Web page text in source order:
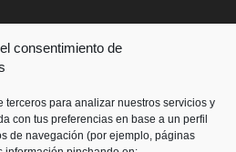
consentimiento de
terceros para analizar nuestros servicios y
con tus preferencias en base a un perfil
de navegación (por ejemplo, páginas